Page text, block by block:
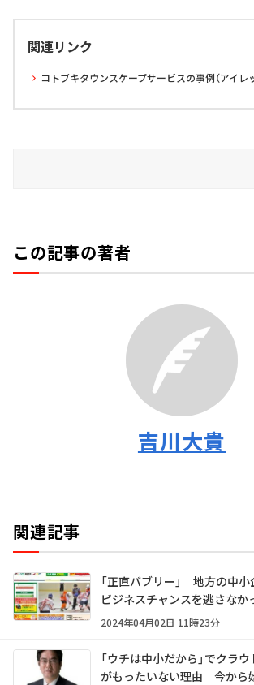
関連リンク
コトブキタウンスケープサービスの事例（アイレ
この記事の著者
吉川大貴
関連記事
「正直バブリー」 地方の中
ビジネスチャンスを逃さなか
2024年04月02日 11時23分
「ウチは中小だから」でクラ
がもったいない理由 今から